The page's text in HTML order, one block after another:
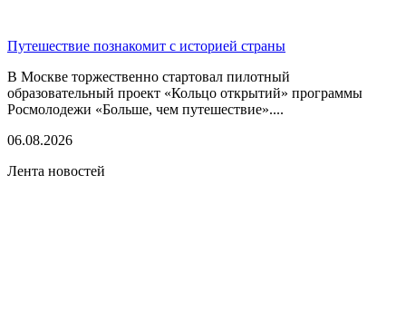
Путешествие познакомит с историей страны
В Москве торжественно стартовал пилотный
образовательный проект «Кольцо открытий» программы
Росмолодежи «Больше, чем путешествие»....
06.08.2026
Лента новостей